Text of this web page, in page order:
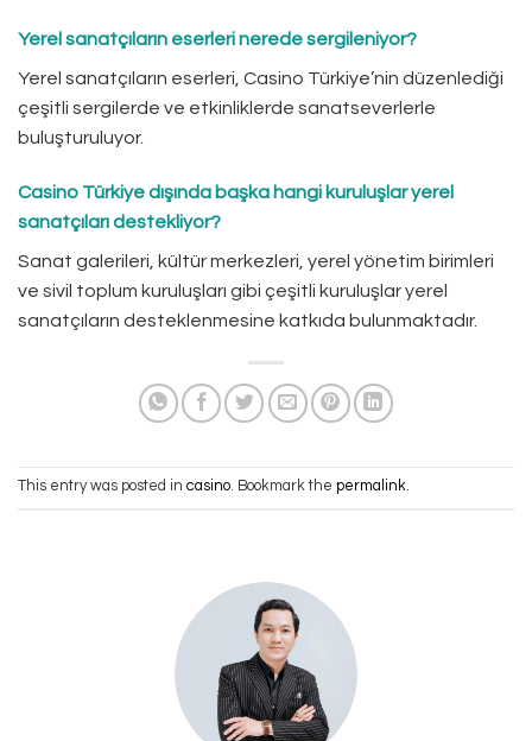
Yerel sanatçıların eserleri nerede sergileniyor?
Yerel sanatçıların eserleri, Casino Türkiye’nin düzenlediği
çeşitli sergilerde ve etkinliklerde sanatseverlerle
buluşturuluyor.
Casino Türkiye dışında başka hangi kuruluşlar yerel
sanatçıları destekliyor?
Sanat galerileri, kültür merkezleri, yerel yönetim birimleri
ve sivil toplum kuruluşları gibi çeşitli kuruluşlar yerel
sanatçıların desteklenmesine katkıda bulunmaktadır.
This entry was posted in casino. Bookmark the permalink.